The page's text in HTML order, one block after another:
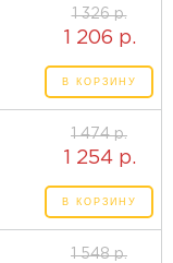
1 326 р.
1 206 р.
В КОРЗИНУ
1 474 р.
1 254 р.
В КОРЗИНУ
1 548 р.